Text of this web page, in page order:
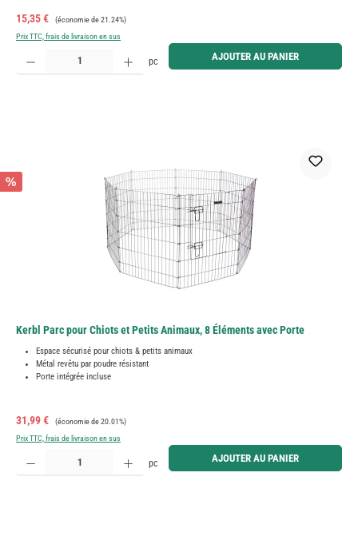
Prix de vente :
15,35 € Prix régulier :
(économie de 21.24%)
Prix TTC, frais de livraison en sus
Quantité de produit : Entrez la quantité souhaitée ou utilisez les boutons pour augmenter ou
pc AJOUTER AU PANIER
%
Kerbl Parc pour Chiots et Petits Animaux, 8 Éléments avec Porte
Espace sécurisé pour chiots & petits animaux
Métal revêtu par poudre résistant
Porte intégrée incluse
Prix de vente :
31,99 € Prix régulier :
(économie de 20.01%)
Prix TTC, frais de livraison en sus
Quantité de produit : Entrez la quantité souhaitée ou utilisez les boutons pour augmenter ou
pc AJOUTER AU PANIER